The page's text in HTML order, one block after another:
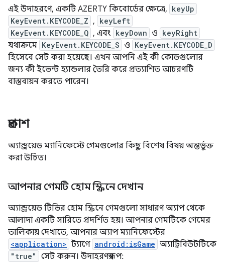
এই উদাহরণে, একটি AZERTY কিবোর্ডের ক্ষেত্রে, keyUp
KeyEvent.KEYCODE_Z , keyLeft
KeyEvent.KEYCODE_Q , এবং keyDown ও keyRight
যথাক্রমে KeyEvent.KEYCODE_S ও KeyEvent.KEYCODE_D
হিসেবে সেট করা হয়েছে। এখন আপনি এই কী কোডগুলোর
জন্য কী ইভেন্ট হ্যান্ডলার তৈরি করে প্রত্যাশিত আচরণটি
বাস্তবায়ন করতে পারেন।
প্রকাশ
অ্যান্ড্রয়েড ম্যানিফেস্টে গেমগুলোর কিছু বিশেষ বিষয় অন্তর্ভুক্ত
করা উচিত।
আপনার গেমটি হোম স্ক্রিনে দেখান
অ্যান্ড্রয়েড টিভির হোম স্ক্রিনে গেমগুলো সাধারণ অ্যাপ থেকে
আলাদা একটি সারিতে প্রদর্শিত হয়। আপনার গেমটিকে গেমের
তালিকায় দেখাতে, আপনার অ্যাপ ম্যানিফেস্টের
<application> ট্যাগে android:isGame অ্যাট্রিবিউটটিকে
"true" সেট করুন। উদাহরণস্বরূপ: